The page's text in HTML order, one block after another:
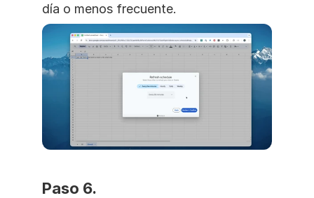
día o menos frecuente.
Paso 6.